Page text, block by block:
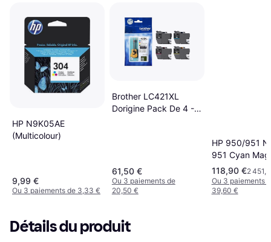
HP N9K05AE
(Multicolour)
9,99 €
Ou 3 paiements de 3,33 €
Brother LC421XL
Dorigine Pack De 4 -
61,50 €
Ou 3 paiements de
20,50 €
HP 950/951
951 Cyan
Jaune
118,90 €2
Ou 3 paiements
39,60 €
Détails du produit